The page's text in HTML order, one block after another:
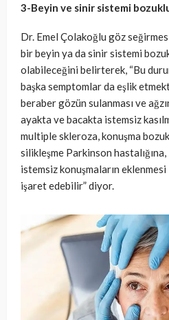
3-Beyin ve sinir sistemi
Dr. Emel Çolakoğlu göz
bir beyin ya da sinir sistemi
olabileceğini belirterek, “Bu
başka semptomlar da eşlik
beraber gözün sulanması ve
ayakta ve bacakta istemsiz
multiple skleroza, konuşma
silikleşme Parkinson
istemsiz konuşmaların
işaret edebilir” diyor.